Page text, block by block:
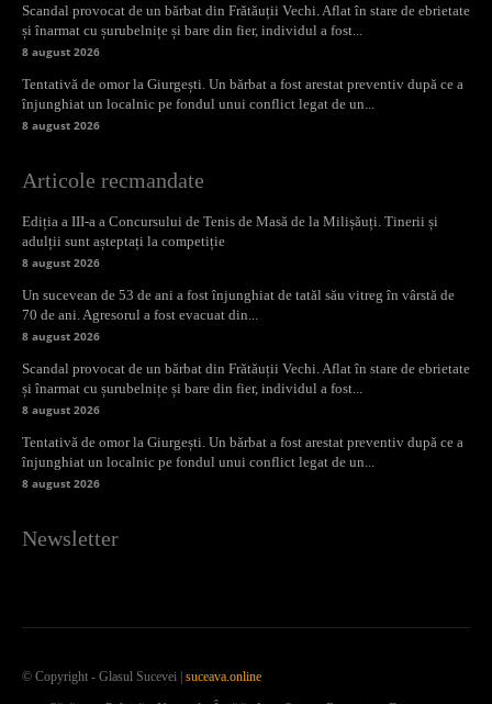
Scandal provocat de un bărbat din Frătăuții Vechi. Aflat în stare de ebrietate
și înarmat cu șurubelnițe și bare din fier, individul a fost...
8 august 2026
Tentativă de omor la Giurgești. Un bărbat a fost arestat preventiv după ce a
înjunghiat un localnic pe fondul unui conflict legat de un...
8 august 2026
Articole recmandate
Ediția a III-a a Concursului de Tenis de Masă de la Milișăuți. Tinerii și
adulții sunt așteptați la competiție
8 august 2026
Un sucevean de 53 de ani a fost înjunghiat de tatăl său vitreg în vârstă de
70 de ani. Agresorul a fost evacuat din...
8 august 2026
Scandal provocat de un bărbat din Frătăuții Vechi. Aflat în stare de ebrietate
și înarmat cu șurubelnițe și bare din fier, individul a fost...
8 august 2026
Tentativă de omor la Giurgești. Un bărbat a fost arestat preventiv după ce a
înjunghiat un localnic pe fondul unui conflict legat de un...
8 august 2026
Newsletter
© Copyright - Glasul Sucevei | suceava.online